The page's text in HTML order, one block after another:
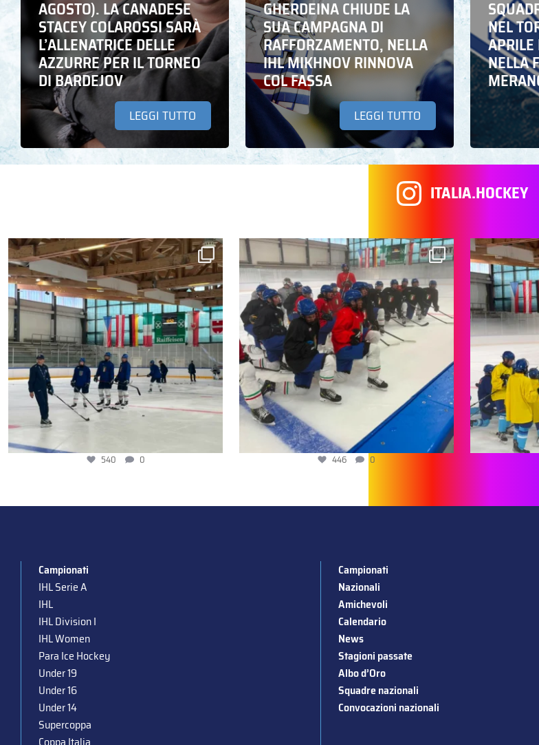
AGOSTO). LA CANADESE
STACEY COLAROSSI SARÀ
L’ALLENATRICE DELLE
AZZURRE PER IL TORNEO
DI BARDEJOV
LEGGI TUTTO
GHERDEINA CHIUDE LA
SUA CAMPAGNA DI
RAFFORZAMENTO, NELLA
IHL MIKHNOV RINNOVA
COL FASSA
LEGGI TUTTO
NEL
APRILE
NELLA
ITALIA.HOCKEY
540 0 446 0
Campionati
IHL Serie A
IHL
IHL Division I
IHL Women
Para Ice Hockey
Under 19
Under 16
Under 14
Supercoppa
Campionati
Nazionali
Amichevoli
Calendario
News
Stagioni passate
Albo d’Oro
Squadre nazionali
Convocazioni nazionali